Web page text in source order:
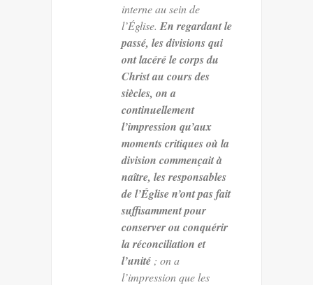
interne au sein de
l’Église. En regardant le
passé, les divisions qui
ont lacéré le corps du
Christ au cours des
siècles, on a
continuellement
l’impression qu’aux
moments critiques où la
division commençait à
naître, les responsables
de l’Église n’ont pas fait
suffisamment pour
conserver ou conquérir
la réconciliation et
l’unité ; on a
l’impression que les